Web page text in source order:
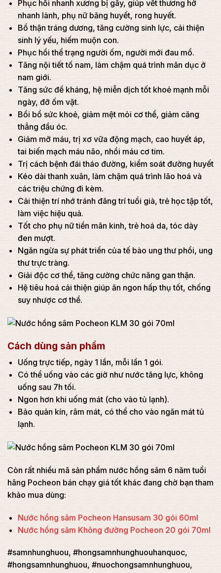
Phục hồi nhanh xương bị gãy, giúp vết thương hở
nhanh lành, phụ nữ băng huyết, rong huyết.
Bổ thận tráng dương, tăng cường sinh lực, cải thiện
sinh lý yếu, hiếm muộn con.
Phục hồi thể trạng người ốm, người mới đau mổ.
Tăng nội tiết tố nam, làm chậm quá trình mãn dục ở
nam giới.
Tăng sức đề kháng, hệ miễn dịch tốt khoẻ mạnh mỗi
ngày, đỡ ốm vặt.
Bồi bổ sức khoẻ, giảm mệt mỏi cơ thể, giảm căng
thẳng đầu óc.
Giảm mỡ máu, trị xơ vữa động mạch, cao huyết áp,
tai biến mạch máu não, nhồi máu cơ tim.
Trị cách bệnh đái tháo đường, kiểm soát đường huyết
Kéo dài thanh xuân, làm chậm quá trình lão hoá và
các triệu chứng đi kèm.
Cải thiện trí nhớ tránh đãng trí tuổi già, trẻ học tập tốt,
làm việc hiệu quả.
Tốt cho phụ nữ tiền mãn kinh, trẻ hoá da, tóc dày
đen mượt.
Ngăn ngừa sự phát triển của tế bào ung thư phổi, ung
thư trực tràng.
Giải độc cơ thể, tăng cường chức năng gan thận.
Hệ tiêu hoá cải thiện giúp ăn ngon hấp thụ tốt, chống
suy nhược cơ thể.
Cách dùng sản phẩm
Uống trực tiếp, ngày 1 lần, mỗi lần 1 gói.
Có thể uống vào các giờ như nước tăng lực, không
uống sau 7h tối.
Ngon hơn khi uống mát (cho vào tủ lạnh).
Bảo quản kín, râm mát, có thể cho vào ngăn mát tủ
lạnh.
Còn rất nhiều mã sản phẩm nước hồng sâm 6 năm tuổi
hãng Pocheon bán chạy giá tốt khác đang chờ bạn tham
khảo mua dùng:
Nước hồng sâm Pocheon Hansusam 30 gói 60ml
Nước hồng sâm Không đường Pocheon 20 gói 70ml
#samnhunghuou, #hongsamnhunghuouhanquoc,
#hongsamnhunghuou, #nuochongsamnhunghuou,